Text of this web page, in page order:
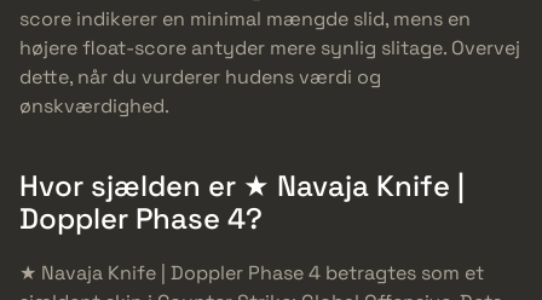
score indikerer en minimal mængde slid, mens en
højere float-score antyder mere synlig slitage. Overvej
dette, når du vurderer hudens værdi og
ønskværdighed.
Hvor sjælden er ★ Navaja Knife |
Doppler Phase 4?
★ Navaja Knife | Doppler Phase 4 betragtes som et